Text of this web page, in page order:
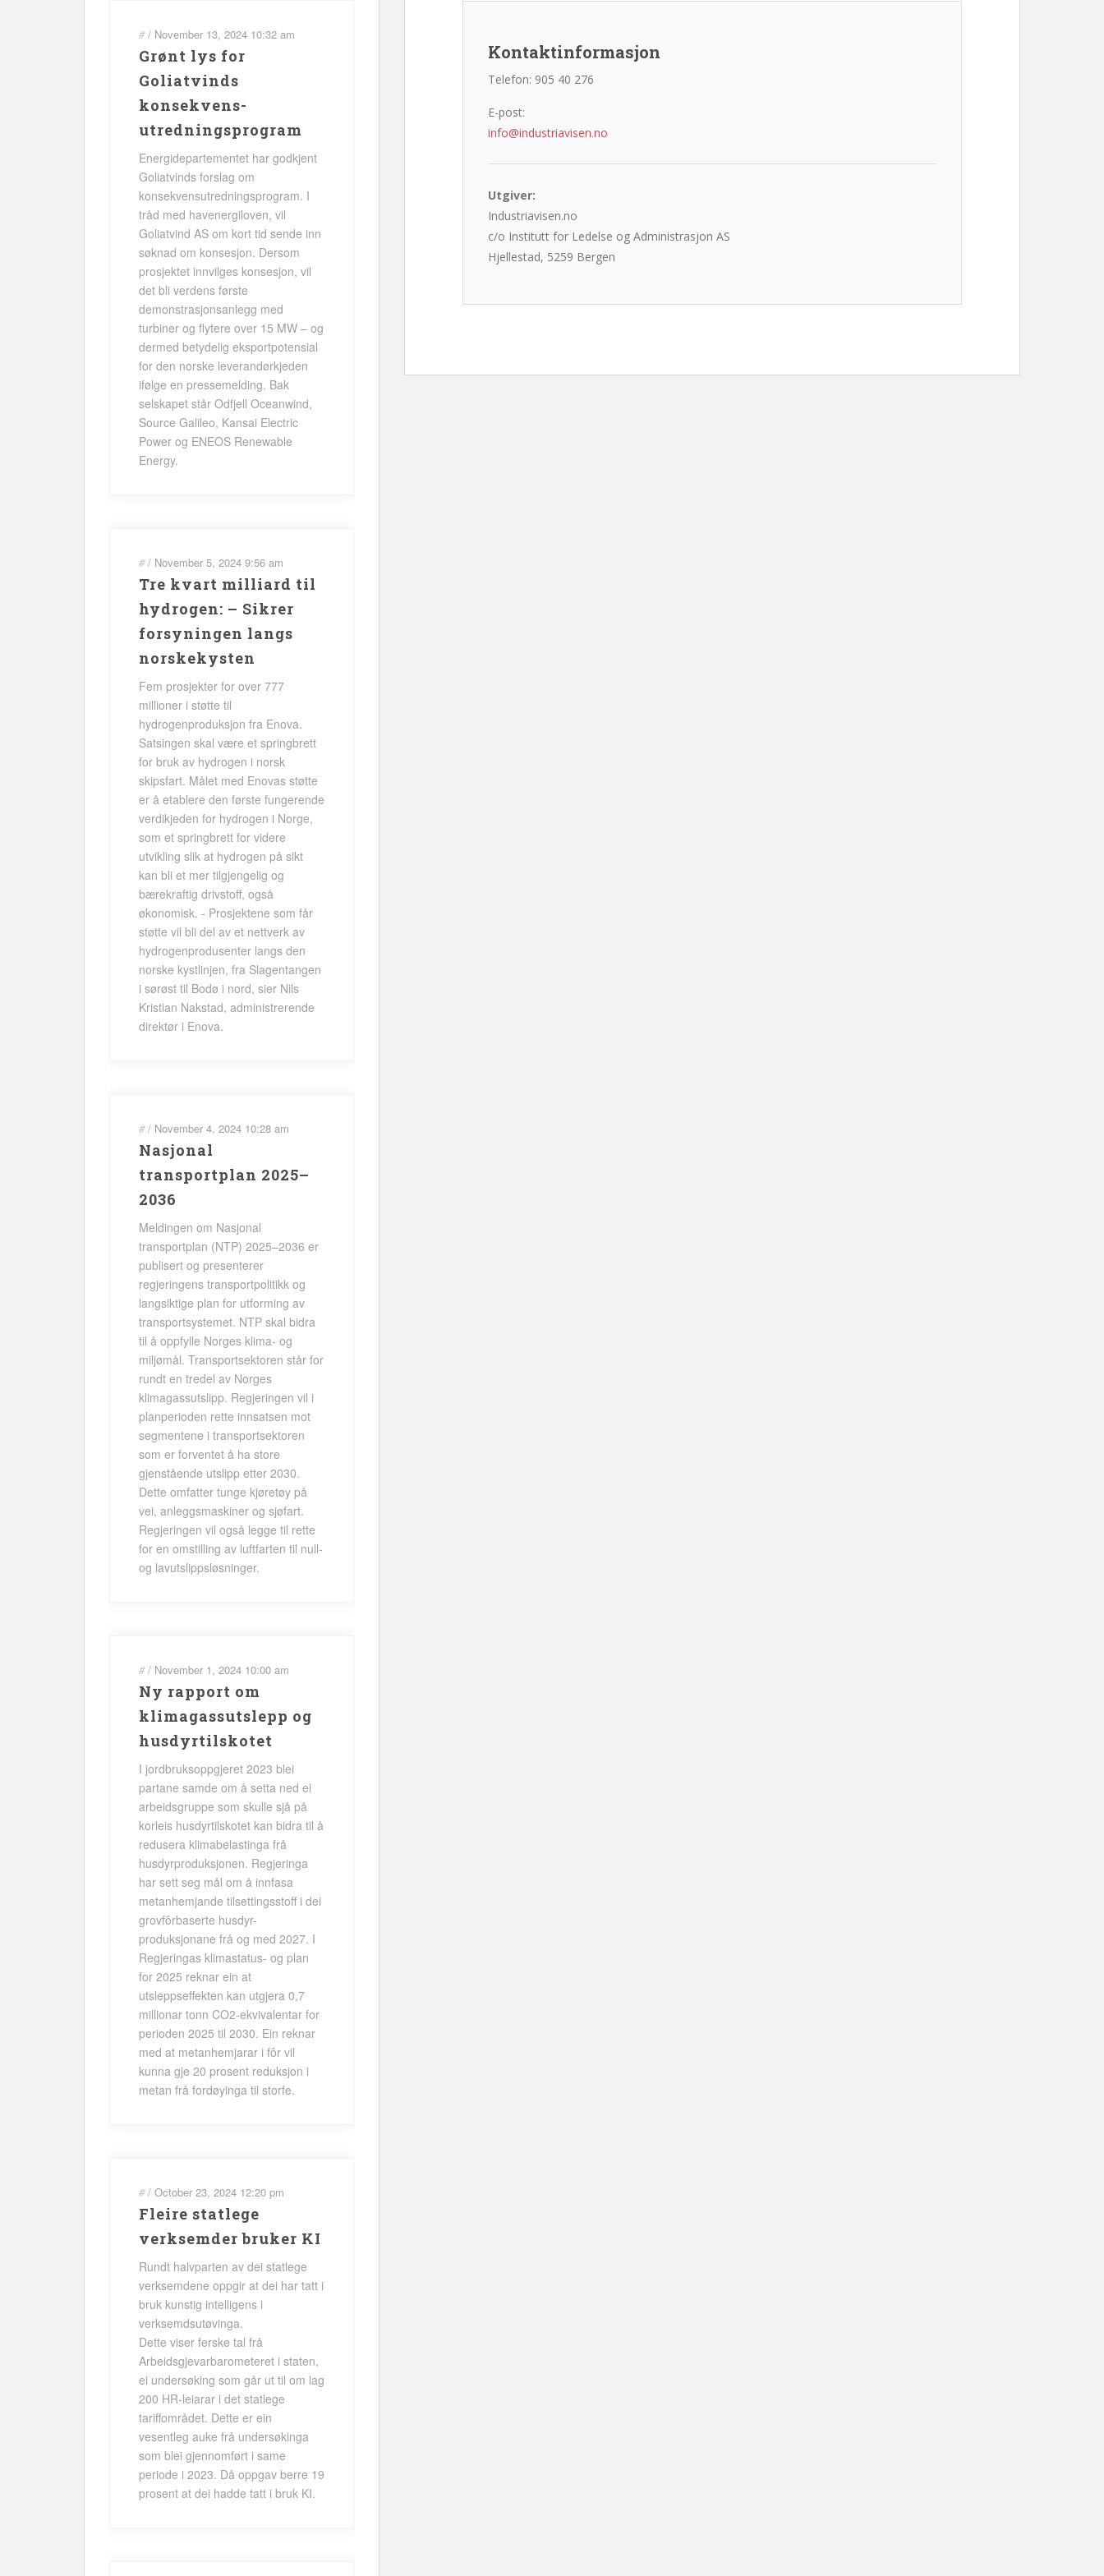
Kontaktinformasjon
Telefon: 905 40 276
E-post:
info@industriavisen.no
Utgiver:
Industriavisen.no
c/o Institutt for Ledelse og Administrasjon AS
Hjellestad, 5259 Bergen
#/ November 13, 2024 10:32 am
Grønt lys for
Goliatvinds
konsekvens-
utredningsprogram
Energidepartementet har godkjent
Goliatvinds forslag om
konsekvensutredningsprogram. I
tråd med havenergiloven, vil
Goliatvind AS om kort tid sende inn
søknad om konsesjon. Dersom
prosjektet innvilges konsesjon, vil
det bli verdens første
demonstrasjonsanlegg med
turbiner og flytere over 15 MW – og
dermed betydelig eksportpotensial
for den norske leverandørkjeden
ifølge en pressemelding. Bak
selskapet står Odfjell Oceanwind,
Source Galileo, Kansai Electric
Power og ENEOS Renewable
Energy.
#/ November 5, 2024 9:56 am
Tre kvart milliard til
hydrogen: – Sikrer
forsyningen langs
norskekysten
Fem prosjekter for over 777
millioner i støtte til
hydrogenproduksjon fra Enova.
Satsingen skal være et springbrett
for bruk av hydrogen i norsk
skipsfart. Målet med Enovas støtte
er å etablere den første fungerende
verdikjeden for hydrogen i Norge,
som et springbrett for videre
utvikling slik at hydrogen på sikt
kan bli et mer tilgjengelig og
bærekraftig drivstoff, også
økonomisk. - Prosjektene som får
støtte vil bli del av et nettverk av
hydrogenprodusenter langs den
norske kystlinjen, fra Slagentangen
i sørøst til Bodø i nord, sier Nils
Kristian Nakstad, administrerende
direktør i Enova.
#/ November 4, 2024 10:28 am
Nasjonal
transportplan 2025–
2036
Meldingen om Nasjonal
transportplan (NTP) 2025–2036 er
publisert og presenterer
regjeringens transportpolitikk og
langsiktige plan for utforming av
transportsystemet. NTP skal bidra
til å oppfylle Norges klima- og
miljømål. Transportsektoren står for
rundt en tredel av Norges
klimagassutslipp. Regjeringen vil i
planperioden rette innsatsen mot
segmentene i transportsektoren
som er forventet å ha store
gjenstående utslipp etter 2030.
Dette omfatter tunge kjøretøy på
vei, anleggsmaskiner og sjøfart.
Regjeringen vil også legge til rette
for en omstilling av luftfarten til null-
og lavutslippsløsninger.
#/ November 1, 2024 10:00 am
Ny rapport om
klimagassutslepp og
husdyrtilskotet
I jordbruksoppgjeret 2023 blei
partane samde om å setta ned ei
arbeidsgruppe som skulle sjå på
korleis husdyrtilskotet kan bidra til å
redusera klimabelastinga frå
husdyrproduksjonen. Regjeringa
har sett seg mål om å innfasa
metanhemjande tilsettingsstoff i dei
grovfôrbaserte husdyr-
produksjonane frå og med 2027. I
Regjeringas klimastatus- og plan
for 2025 reknar ein at
utsleppseffekten kan utgjera 0,7
millionar tonn CO2-ekvivalentar for
perioden 2025 til 2030. Ein reknar
med at metanhemjarar i fôr vil
kunna gje 20 prosent reduksjon i
metan frå fordøyinga til storfe.
#/ October 23, 2024 12:20 pm
Fleire statlege
verksemder bruker KI
Rundt halvparten av dei statlege
verksemdene oppgir at dei har tatt i
bruk kunstig intelligens i
verksemdsutøvinga.
Dette viser ferske tal frå
Arbeidsgjevarbarometeret i staten,
ei undersøking som går ut til om lag
200 HR-leiarar i det statlege
tariffområdet. Dette er ein
vesentleg auke frå undersøkinga
som blei gjennomført i same
periode i 2023. Då oppgav berre 19
prosent at dei hadde tatt i bruk KI.